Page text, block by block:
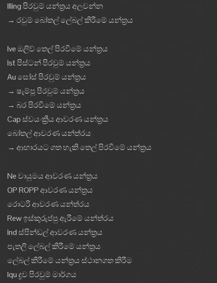
Illing පිරවුම් යන්ත්‍රය අලවන්න
→ රවුම් බෝතල් ලේබල් කිරීමේ යන්ත්‍රය
Ive ඔලිව් තෙල් පිරවීමේ යන්ත්‍රය
Ist පිස්ටන් පිරවුම් යන්ත්‍රය
Au සෝස් පිරවුම් යන්ත්‍රය
→ ෂැම්පූ පිරවුම් යන්ත්‍රය
→ බර පිරවීමේ යන්ත්‍රය
Cap ස්වයංක්‍රීය ආවරණ යන්ත්‍රය
බෝතල් ආවරණ යන්ත්රය
→ ආහාරයට ගත හැකි තෙල් පිරවීමේ යන්ත්‍රය
Ne වායුමය ආවරණ යන්ත්‍රය
OP ROPP ආවරණ යන්ත්‍රය
රොටරි ආවරණ යන්ත්රය
Rew ඉස්කුරුප්පු ඇරීමේ යන්ත්රය
Ind ස්පින්ඩල් ආවරණ යන්ත්‍රය
පැතලි ලේබල් කිරීමේ යන්ත්‍රය
ලේබල් කිරීමේ යන්ත්‍රය ස්ථානගත කිරීම
Iqu ද්‍රව පිරවුම් මාර්ගය